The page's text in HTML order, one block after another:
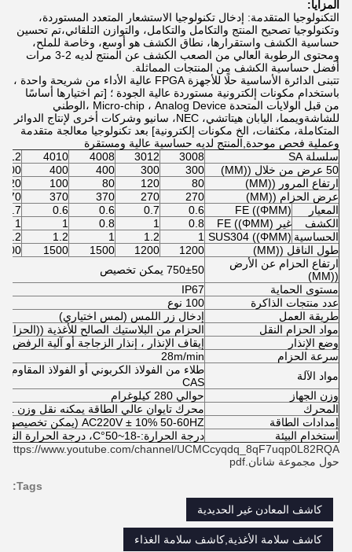
المزايا:
التكنولوجيا المتقدمة: إدخال تكنولوجيا الاستشعار المتعدد المستوردة،
وتكنولوجيا تصحيح المنتج والتكامل والتكامل، والتوازن التلقائي،تم تحسين
حساسية الكشف واستقرارها، نطاق الكشف هو أوسع، وخاصة للملح،
ومحتوى الرطوبة العالي من الصعب الكشف عن المنتج لديه 2-3 مرات
أفضل حساسية الكشف من المنتجات المماثلة.
تتبنى الدائرة الأساسية حلًا للأجهزة FPGA عالية الأداء من شريحة واحدة ،
باستخدام مكونات إلكترونية مستوردة عالية الجودة ؛ [تم اختيارها أساسًا
من قبل الولايات المتحدة Micro-chip ، Analog Device ،الوطني
للشاشةويمما، اليابان هيتاتشي، NEC، سانيو وشركات أخرى لإنتاج الدوائر
المتكاملة، مكثفات، الخ مكونات إلكترونية] بعد تكنولوجيا معالجة متقدمة
وعملية فحص موحدة,المنتج لديه حساسية عالية ومستقرة
سلسلة SA
3008
3012
4008
4010
50 عرض من خلال ((MM)
300
300
400
400
400
ارتفاع المرور ((MM)
80
120
80
100
120
عرض الحزام ((MM)
270
270
370
370
370
المعيار
FE ((ΦMM)
0.6
0.7
0.6
0.6
0.7
الكشف
غير FE ((ΦMM) 0.8
1
0.8
1
1
الحساسية SUS304 ((ΦMM)
1
1.2
1
1.2
1.2
طول الناقل ((MM)
1200
1200
1500
1500
ارتفاع الحزام عن الأرض
((MM)
750±50 يمكن تخصيص
مستوى الحماية
IP67
عدد منتجات الذاكرة
100 نوع
طريقة العمل
إدخال زر اللمس (لمس اختياري)
مواد الحزام النقل
الحزام من البلاستيك الصالح للأغذية
وضع الإنذار
إيقاف الإنذار ، إنذار الزجاجة أو آلية الرفض
سرعة الحزام
28m/min
مواد الآلة
CAS
وزن الجهاز
حوالي 280 كيلوغرام
المحرك
محرك تايوان عالي الطاقة يمكنه نقل وزن 1-15 كجم
إمدادات الطاقة
AC220V ± 10% 50-60HZ (يمكن تخصيصها AC110V أو 380V) اخرى اختياري
استخدام البيئة
درجة الحرارة:-18~50°C، درجة الحرارة النسبية: 30-90°C
https://www.youtube.com/channel/UCMCcyqdq_8qF7uqp0L82RQA
حول مجموعة شانان.pdf
Tags:
كاشف المعادن غير الحديدية
كاشف سلامة الأغذية,كاشف سلامة الغذاء